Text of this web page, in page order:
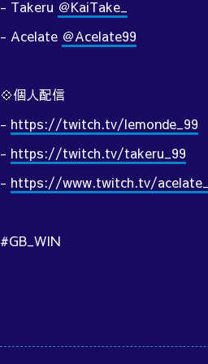
- Takeru ＠KaiTake_
- Acelate ＠Acelate99
💠個人配信
- https://twitch.tv/lemonde_99
- https://twitch.tv/takeru_99
- https://www.twitch.tv/
#GB_WIN